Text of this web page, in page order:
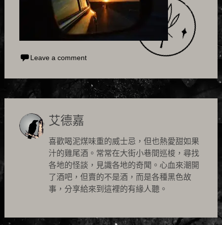
Leave a comment
艾德嘉
喜歡喝泥煤味重的威士忌，但也熱愛甜如果
汁的雞尾酒。常常在大街小巷間巡梭，尋找
各地的怪談，見識各地的奇聞。心血來潮開
了酒吧，但賣的不是酒，而是各種黑色故
事，分享給來到這裡的有緣人聽。